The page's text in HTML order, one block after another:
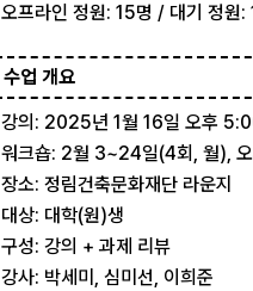
오프라인 정원: 15명 / 대기 정원:
수업 개요
강의: 2025년 1월 16일 오후
워크숍: 2월 3~24일(4회, 월),
장소: 정림건축문화재단 라운지
대상: 대학(원)생
구성: 강의 + 과제 리뷰
강사: 박세미, 심미선, 이희준